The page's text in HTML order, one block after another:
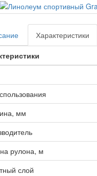
Характеристики
мм
рулона, м
слой